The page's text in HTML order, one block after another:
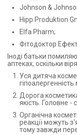
Johnson &
Hipp Produktion
Elfa Pharm;
Фітодоктор
Іноді батьки
аптеках, оскільки
Уся дитяча
Дорога
якість. Головне -
Органічна
реакції можуть
тому завжди